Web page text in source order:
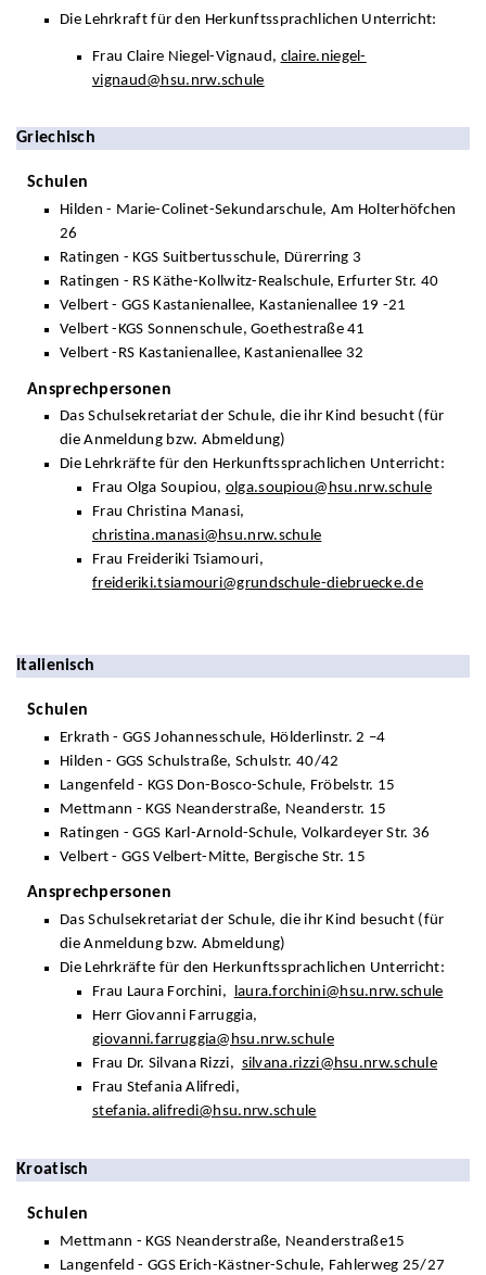
Die Lehrkraft für den Herkunftssprachlichen Unterricht:
Frau Claire Niegel-Vignaud, claire.niegel-
vignaud@hsu.nrw.schule
Griechisch
Schulen
Hilden - Marie-Colinet-Sekundarschule, Am Holterhöfchen
26
Ratingen - KGS Suitbertusschule, Dürerring 3
Ratingen - RS Käthe-Kollwitz-Realschule, Erfurter Str. 40
Velbert - GGS Kastanienallee, Kastanienallee 19 -21
Velbert -KGS Sonnenschule, Goethestraße 41
Velbert -RS Kastanienallee, Kastanienallee 32
Ansprechpersonen
Das Schulsekretariat der Schule, die ihr Kind besucht (für
die Anmeldung bzw. Abmeldung)
Die Lehrkräfte für den Herkunftssprachlichen Unterricht:
Frau Olga Soupiou, olga.soupiou@hsu.nrw.schule
Frau Christina Manasi,
christina.manasi@hsu.nrw.schule
Frau Freideriki Tsiamouri,
freideriki.tsiamouri@grundschule-diebruecke.de
Italienisch
Schulen
Erkrath - GGS Johannesschule, Hölderlinstr. 2 –4
Hilden - GGS Schulstraße, Schulstr. 40/42
Langenfeld - KGS Don-Bosco-Schule, Fröbelstr. 15
Mettmann - KGS Neanderstraße, Neanderstr. 15
Ratingen - GGS Karl-Arnold-Schule, Volkardeyer Str. 36
Velbert - GGS Velbert-Mitte, Bergische Str. 15
Ansprechpersonen
Das Schulsekretariat der Schule, die ihr Kind besucht (für
die Anmeldung bzw. Abmeldung)
Die Lehrkräfte für den Herkunftssprachlichen Unterricht:
Frau Laura Forchini, laura.forchini@hsu.nrw.schule
Herr Giovanni Farruggia,
giovanni.farruggia@hsu.nrw.schule
Frau Dr. Silvana Rizzi, silvana.rizzi@hsu.nrw.schule
Frau Stefania Alifredi,
stefania.alifredi@hsu.nrw.schule
Kroatisch
Schulen
Mettmann - KGS Neanderstraße, Neanderstraße15
Langenfeld - GGS Erich-Kästner-Schule, Fahlerweg 25/27